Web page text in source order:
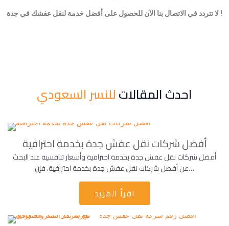
لا تتردد في الاتصال بنا الآن للحصول على أفضل خدمة لنقل عفشك في جدة !
احدث المقالاتللنسر السعودي
أفضل شركات نقل عفش جدة بخدمة احترافية
أفضل شركات نقل عفش جدة بخدمة احترافية وأسعار تنافسية عند البحث
عن أفضل شركات نقل عفش جدة بخدمة احترافية، فإن…
اقرأ المزيد